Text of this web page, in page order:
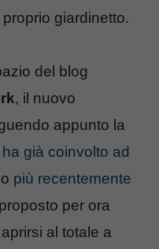
giardinetto.
del blog
, il nuovo
appunto la
già coinvolto ad
o più recentemente
per ora
al totale a